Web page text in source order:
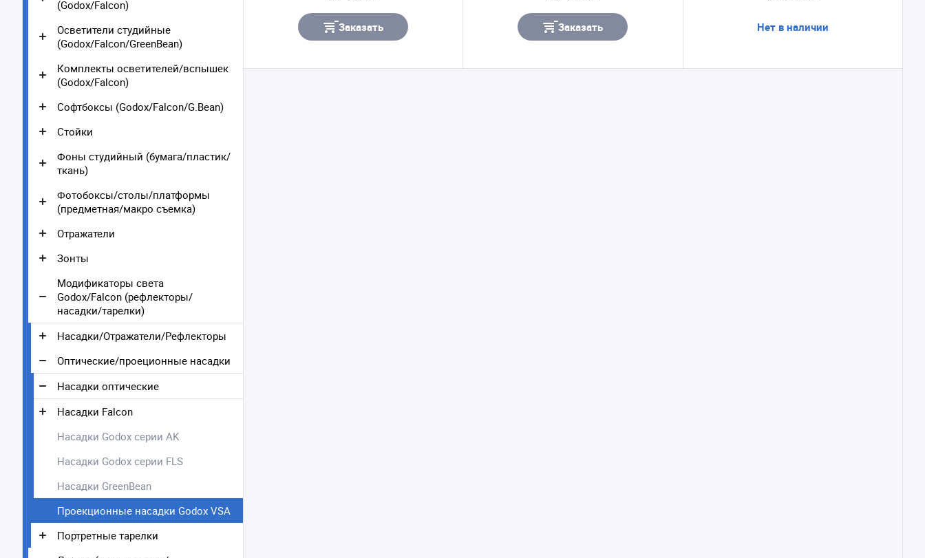
(Godox/Falcon)
Осветители студийные
(Godox/Falcon/GreenBean)
Комплекты осветителей/вспышек
(Godox/Falcon)
Софтбоксы (Godox/Falcon/G.Bean)
Стойки
Фоны студийный (бумага/пластик/
ткань)
Фотобоксы/столы/платформы
(предметная/макро съемка)
Отражатели
Зонты
Модификаторы света
Godox/Falcon (рефлекторы/
насадки/тарелки)
Насадки/Отражатели/Рефлекторы
Оптические/проеционные насадки
Насадки оптические
Насадки Falcon
Насадки Godox серии AK
Насадки Godox серии FLS
Насадки GreenBean
Проекционные насадки Godox VSA
Портретные тарелки
Заказать Заказать Нет в наличии